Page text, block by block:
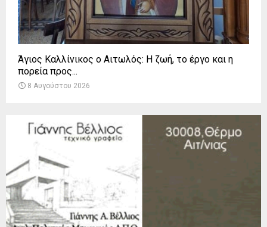
Άγιος Καλλίνικος ο Αιτωλός: Η ζωή, το έργο και η
πορεία προς...
8 Αυγούστου 2026